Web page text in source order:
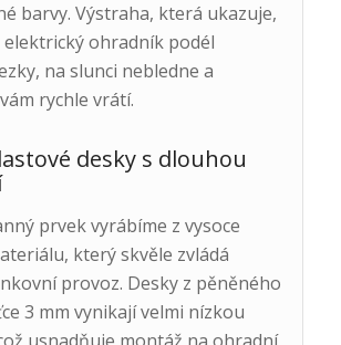
barvy. Výstraha, která ukazuje,
ohradník podél
na slunci nebledne a
rychle vrátí.
desky s dlouhou
prvek vyrábíme z vysoce
který skvěle zvládá
provoz. Desky z pěněného
3 mm vynikají velmi nízkou